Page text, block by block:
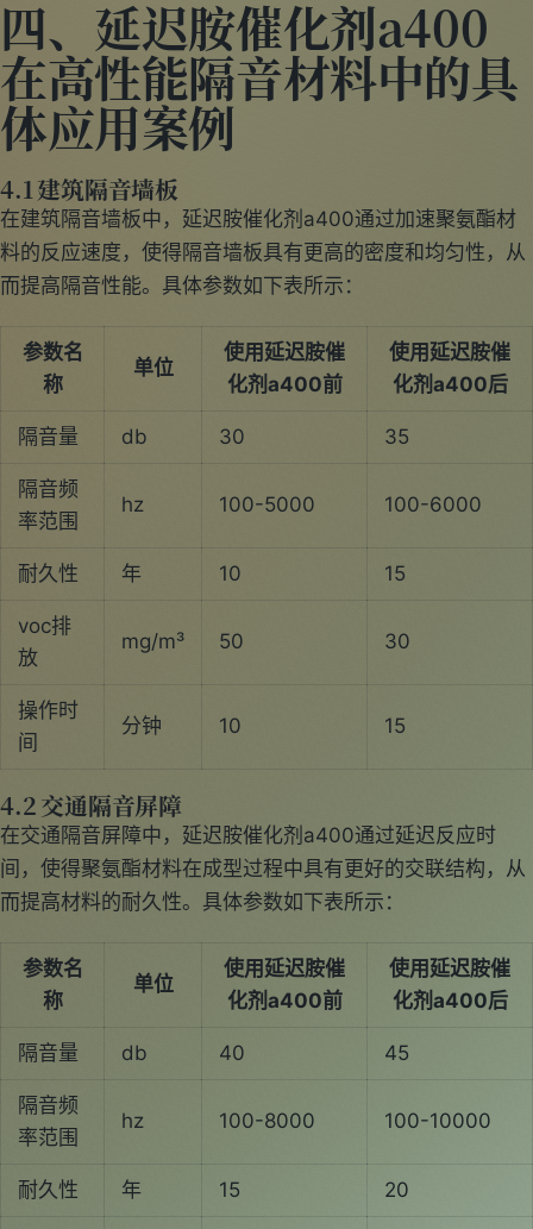
四、延迟胺催化剂a400
在高性能隔音材料中的具
体应用案例
4.1 建筑隔音墙板
在建筑隔音墙板中，延迟胺催化剂a400通过加速聚氨酯材
料的反应速度，使得隔音墙板具有更高的密度和均匀性，从
而提高隔音性能。具体参数如下表所示：
参数名
称
单位
使用延迟胺催
化剂a400前
使用延迟胺催
化剂a400后
隔音量
db 30
35
隔音频
率范围
hz 100-5000 100-6000
耐久性 年 10
15
voc排
放
mg/m³ 50 30
操作时
间
分钟 10 15
4.2 交通隔音屏障
在交通隔音屏障中，延迟胺催化剂a400通过延迟反应时
间，使得聚氨酯材料在成型过程中具有更好的交联结构，从
而提高材料的耐久性。具体参数如下表所示：
参数名
称
单位
使用延迟胺催
化剂a400前
使用延迟胺催
化剂a400后
隔音量
db 40
45
隔音频
率范围
hz 100-8000 100-10000
耐久性 年 15
20